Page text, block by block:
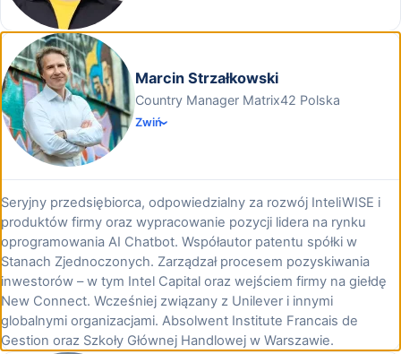
Marcin Strzałkowski
Country Manager Matrix42 Polska
Zwiń
Seryjny przedsiębiorca, odpowiedzialny za rozwój InteliWISE i
produktów firmy oraz wypracowanie pozycji lidera na rynku
oprogramowania AI Chatbot. Współautor patentu spółki w
Stanach Zjednoczonych. Zarządzał procesem pozyskiwania
inwestorów – w tym Intel Capital oraz wejściem firmy na giełdę
New Connect. Wcześniej związany z Unilever i innymi
globalnymi organizacjami. Absolwent Institute Francais de
Gestion oraz Szkoły Głównej Handlowej w Warszawie.